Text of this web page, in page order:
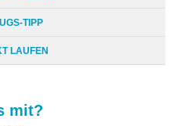
TIPP
LAUFEN
mit?